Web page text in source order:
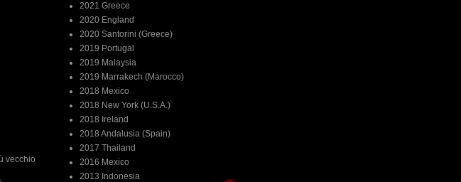
vecchio
2021 Greece
2020 England
2020 Santorini (Greece)
2019 Portugal
2019 Malaysia
2019 Marrakech (Marocco)
2018 Mexico
2018 New York (U.S.A.)
2018 Ireland
2018 Andalusia (Spain)
2017 Thailand
2016 Mexico
2013 Indonesia